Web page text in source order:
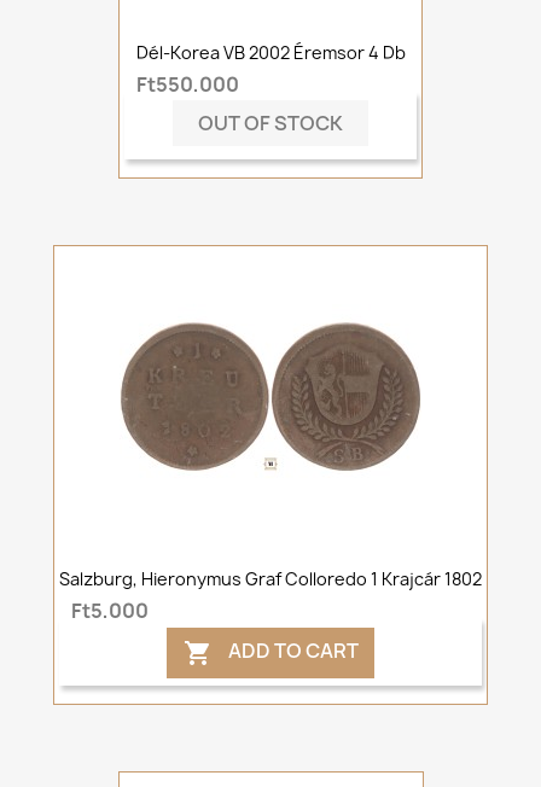
Dél-Korea VB 2002 Éremsor 4 Db
Ft550,000
OUT OF STOCK
Salzburg, Hieronymus Graf Colloredo 1 Krajcár 1802
Ft5,000
 ADD TO CART